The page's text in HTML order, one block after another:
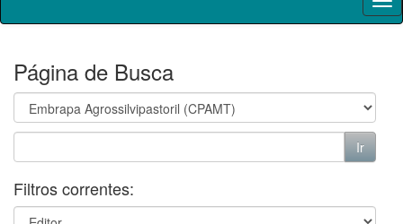
Página de Busca
Filtros correntes: